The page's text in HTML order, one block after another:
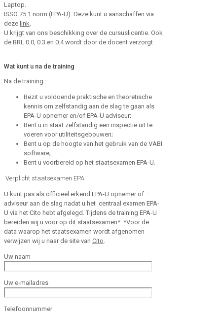
Laptop.
ISSO 75.1 norm (EPA-U). Deze kunt u aanschaffen via
deze link.
U krijgt van ons beschikking over de cursuslicentie. Ook
de BRL 0.0, 0.3 en 0.4 wordt door de docent verzorgt
Wat kunt u na de training
Na de training :
Bezit u voldoende praktische en theoretische
kennis om zelfstandig aan de slag te gaan als
EPA-U opnemer en/of EPA-U adviseur;
Bent u in staat zelfstandig een inspectie uit te
voeren voor utiliteitsgebouwen;
Bent u op de hoogte van het gebruik van de VABI
software;
Bent u voorbereid op het staatsexamen EPA-U.
Verplicht staatsexamen EPA
U kunt pas als officieel erkend EPA-U opnemer of –
adviseur aan de slag nadat u het centraal examen EPA-
U via het Cito hebt afgelegd. Tijdens de training EPA-U
bereiden wij u voor op dit staatsexamen*. *Voor de
data waarop het staatsexamen wordt afgenomen
verwijzen wij u naar de site van Cito
Uw naam
Uw e-mailadres
Telefoonnummer